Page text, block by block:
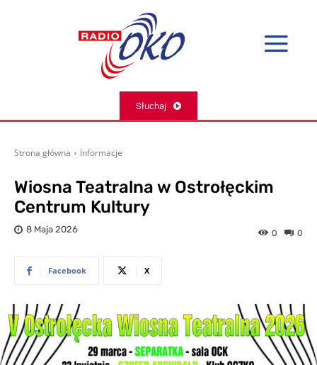
Słuchaj
Strona główna Informacje
Wiosna Teatralna w Ostrołęckim
Centrum Kultury
8 Maja 2026 0
0
Facebook X